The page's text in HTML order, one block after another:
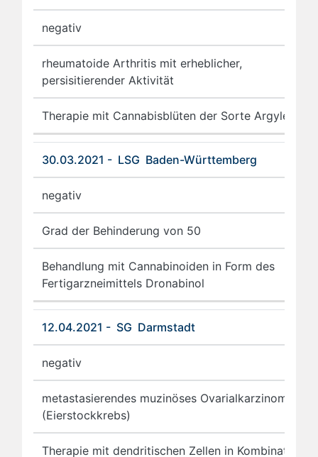
negativ
rheumatoide Arthritis mit erheblicher,
persisitierender Aktivität
Therapie mit Cannabisblüten der Sorte Argyle
30.03.2021 - LSG Baden-Württemberg
negativ
Grad der Behinderung von 50
Behandlung mit Cannabinoiden in Form des
Fertigarzneimittels Dronabinol
12.04.2021 - SG Darmstadt
negativ
metastasierendes muzinöses Ovarialkarzinom
(Eierstockkrebs)
Therapie mit dendritischen Zellen in Kombination